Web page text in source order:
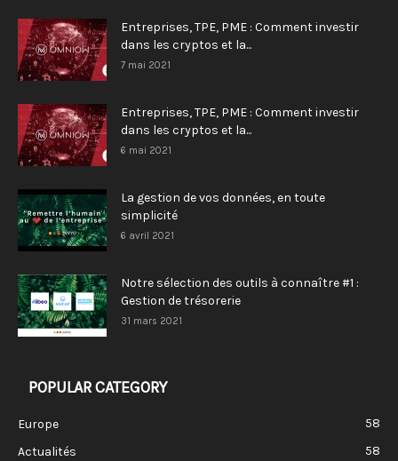
Entreprises, TPE, PME : Comment investir
dans les cryptos et la...
7 mai 2021
Entreprises, TPE, PME : Comment investir
dans les cryptos et la...
6 mai 2021
La gestion de vos données, en toute
simplicité
6 avril 2021
Notre sélection des outils à connaître #1 :
Gestion de trésorerie
31 mars 2021
POPULAR CATEGORY
Europe
58
Actualités
58